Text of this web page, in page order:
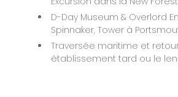
D-Day Museum & Overlord
Spinnaker, Tower à
Traversée maritime et
établissement tard ou le